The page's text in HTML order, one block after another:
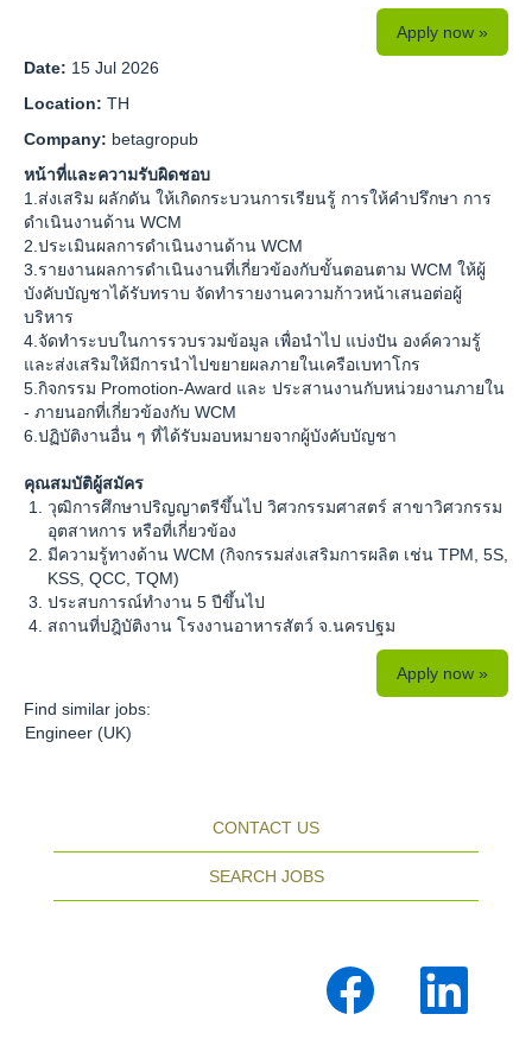
Apply now »
Date: 15 Jul 2026
Location: TH
Company: betagropub
หน้าที่และความรับผิดชอบ
1.ส่งเสริม ผลักดัน ให้เกิดกระบวนการเรียนรู้ การให้คำปรึกษา การ
ดำเนินงานด้าน WCM
2.ประเมินผลการดำเนินงานด้าน WCM
3.รายงานผลการดำเนินงานที่เกี่ยวข้องกับขั้นตอนตาม WCM ให้ผู้
บังคับบัญชาได้รับทราบ จัดทำรายงานความก้าวหน้าเสนอต่อผู้
บริหาร
4.จัดทำระบบในการรวบรวมข้อมูล เพื่อนำไป แบ่งปัน องค์ความรู้
และส่งเสริมให้มีการนำไปขยายผลภายในเครือเบทาโกร
5.กิจกรรม Promotion-Award และ ประสานงานกับหน่วยงานภายใน
- ภายนอกที่เกี่ยวข้องกับ WCM
6.ปฏิบัติงานอื่น ๆ ที่ได้รับมอบหมายจากผู้บังคับบัญชา
คุณสมบัติผู้สมัคร
วุฒิการศึกษาปริญญาตรีขึ้นไป วิศวกรรมศาสตร์ สาขาวิศวกรรม
อุตสาหการ หรือที่เกี่ยวข้อง
มีความรู้ทางด้าน WCM (กิจกรรมส่งเสริมการผลิต เช่น TPM, 5S,
KSS, QCC, TQM)
ประสบการณ์ทำงาน 5 ปีขึ้นไป
สถานที่ปฎิบัติงาน โรงงานอาหารสัตว์ จ.นครปฐม
Apply now »
Find similar jobs:
Engineer (UK)
CONTACT US
SEARCH JOBS
p
e
O
n